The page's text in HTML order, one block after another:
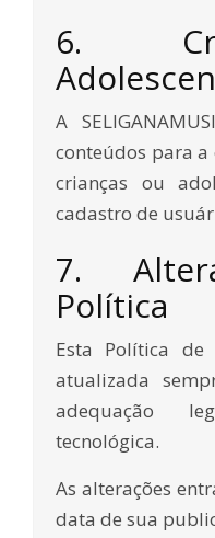
6.
A
conteúdos para
crianças ou
cadastro de
7.
Política
Esta Política de
atualizada
adequação
tecnológica.
As alterações
data de sua